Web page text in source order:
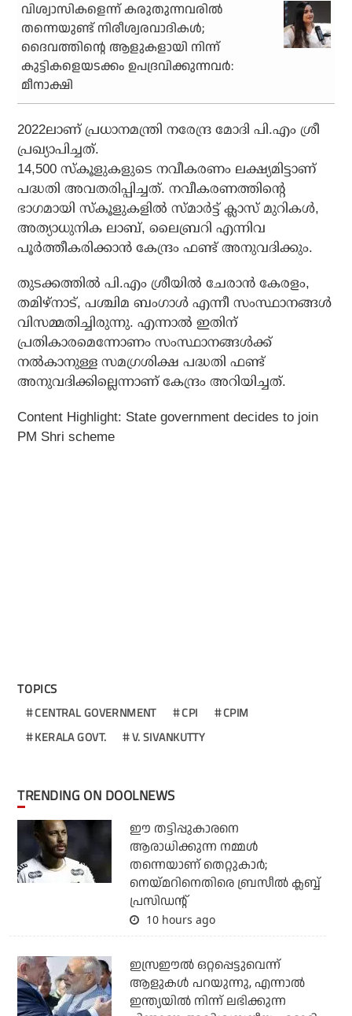
വിശ്വാസികളെന്ന് കരുതുന്നവരില്‍
തന്നെയുണ്ട് നിരീശ്വരവാദികള്‍;
ദൈവത്തിന്റെ ആളുകളായി നിന്ന്
കുട്ടികളെയടക്കം ഉപദ്രവിക്കുന്നവര്‍:
മീനാക്ഷി
2022ലാണ് പ്രധാനമന്ത്രി നരേന്ദ്ര മോദി പി.എം ശ്രീ
പ്രഖ്യാപിച്ചത്.
14,500 സ്‌കൂളുകളുടെ നവീകരണം ലക്ഷ്യമിട്ടാണ്
പദ്ധതി അവതരിപ്പിച്ചത്. നവീകരണത്തിന്റെ
ഭാഗമായി സ്‌കൂളുകളില്‍ സ്മാര്‍ട്ട് ക്ലാസ് മുറികള്‍,
അത്യാധുനിക ലാബ്, ലൈബ്രറി എന്നിവ
പൂര്‍ത്തീകരിക്കാന്‍ കേന്ദ്രം ഫണ്ട് അനുവദിക്കും.
തുടക്കത്തില്‍ പി.എം ശ്രീയില്‍ ചേരാന്‍ കേരളം,
തമിഴ്‌നാട്, പശ്ചിമ ബംഗാള്‍ എന്നീ സംസ്ഥാനങ്ങള്‍
വിസമ്മതിച്ചിരുന്നു. എന്നാല്‍ ഇതിന്
പ്രതികാരമെന്നോണം സംസ്ഥാനങ്ങള്‍ക്ക്
നല്‍കാനുള്ള സമഗ്രശിക്ഷ പദ്ധതി ഫണ്ട്
അനുവദിക്കില്ലെന്നാണ് കേന്ദ്രം അറിയിച്ചത്.
Content Highlight: State government decides to join
PM Shri scheme
TOPICS
CENTRAL GOVERNMENT CPI
CPIM
KERALA GOVT.
V. SIVANKUTTY
TRENDING ON DOOLNEWS
ഈ തട്ടിപ്പുകാരനെ
ആരാധിക്കുന്ന നമ്മള്‍
തന്നെയാണ് തെറ്റുകാര്‍;
നെയ്മറിനെതിരെ ബ്രസീല്‍ ക്ലബ്ബ്
പ്രസിഡന്റ്
10 hours ago
ഇസ്രഈല്‍ ഒറ്റപ്പെട്ടുവെന്ന്
ആളുകള്‍ പറയുന്നു, എന്നാല്‍
ഇന്ത്യയില്‍ നിന്ന് ലഭിക്കുന്ന